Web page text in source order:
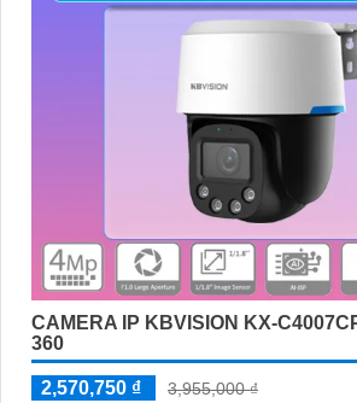
CAMERA IP KBVISION KX-
360
2,570,750 ₫
3,955,000 ₫